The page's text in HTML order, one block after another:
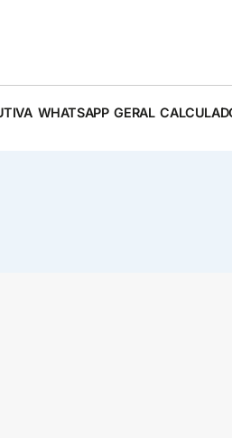
WHATSAPP GERAL